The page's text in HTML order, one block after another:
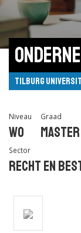
Tilburg
Niveau
Wo
Graad
Master
Sector
Recht en